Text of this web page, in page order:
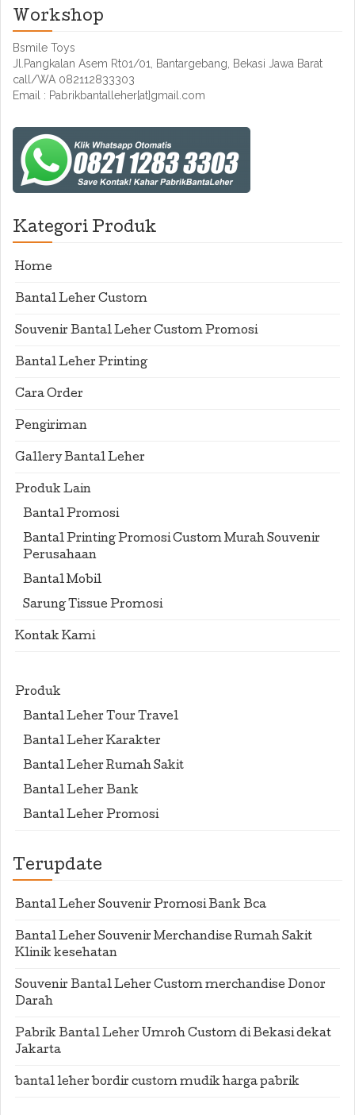
Workshop
Bsmile Toys
Jl.Pangkalan Asem Rt01/01, Bantargebang, Bekasi Jawa Barat
call/WA 082112833303
Email : Pabrikbantalleher[at]gmail.com
Kategori Produk
Home
Bantal Leher Custom
Souvenir Bantal Leher Custom Promosi
Bantal Leher Printing
Cara Order
Pengiriman
Gallery Bantal Leher
Produk Lain
Bantal Promosi
Bantal Printing Promosi Custom Murah Souvenir
Perusahaan
Bantal Mobil
Sarung Tissue Promosi
Kontak Kami
Produk
Bantal Leher Tour Travel
Bantal Leher Karakter
Bantal Leher Rumah Sakit
Bantal Leher Bank
Bantal Leher Promosi
Terupdate
Bantal Leher Souvenir Promosi Bank Bca
Bantal Leher Souvenir Merchandise Rumah Sakit
Klinik kesehatan
Souvenir Bantal Leher Custom merchandise Donor
Darah
Pabrik Bantal Leher Umroh Custom di Bekasi dekat
Jakarta
bantal leher bordir custom mudik harga pabrik